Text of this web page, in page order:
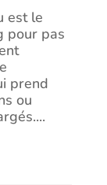
est le
pour pas
prend
ou